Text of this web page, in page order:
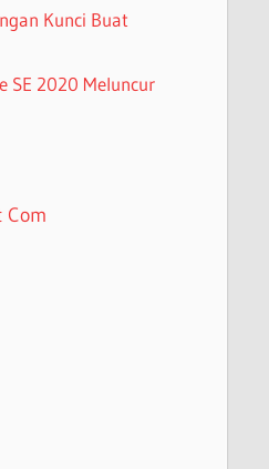
Kunci Buat
SE 2020 Meluncur
Com